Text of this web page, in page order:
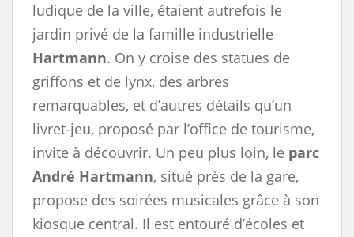
ludique de la ville, étaient autrefois le
jardin privé de la famille industrielle
Hartmann. On y croise des statues de
griffons et de lynx, des arbres
remarquables, et d’autres détails qu’un
livret-jeu, proposé par l’office de tourisme,
invite à découvrir. Un peu plus loin, le parc
André Hartmann, situé près de la gare,
propose des soirées musicales grâce à son
kiosque central. Il est entouré d’écoles et